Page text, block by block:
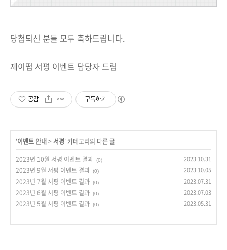
당첨되신 분들 모두 축하드립니다.
제이펍 서평 이벤트 담당자 드림
공감 구독하기
'이벤트 안내> 서평' 카테고리의 다른 글
2023년 10월 서평 이벤트 결과 (0) 2023.10.31
2023년 9월 서평 이벤트 결과 (0) 2023.10.05
2023년 7월 서평 이벤트 결과 (0) 2023.07.31
2023년 6월 서평 이벤트 결과 (0) 2023.07.03
2023년 5월 서평 이벤트 결과 (0) 2023.05.31